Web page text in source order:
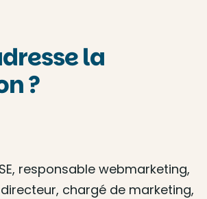
la
?
responsable webmarketing,
chargé de marketing,